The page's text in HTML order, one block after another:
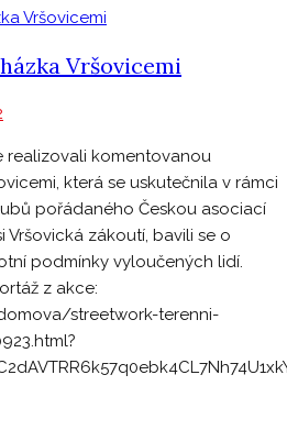
Vršovicemi
realizovali komentovanou
která se uskutečnila v rámci
pořádaného Českou asociací
Vršovická zákoutí, bavili se o
podmínky vyloučených lidí.
z akce:
streetwork-terenni-